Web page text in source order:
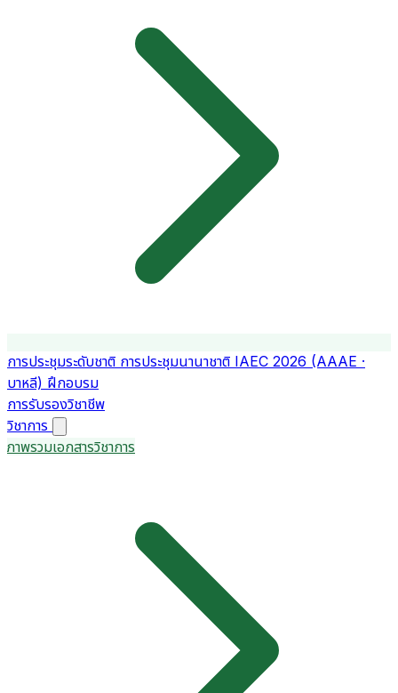
การประชุมระดับชาติ การประชุมนานาชาติ IAEC 2026 (AAAE ·
บาหลี) ฝึกอบรม
การรับรองวิชาชีพ
วิชาการ
ภาพรวมเอกสารวิชาการ